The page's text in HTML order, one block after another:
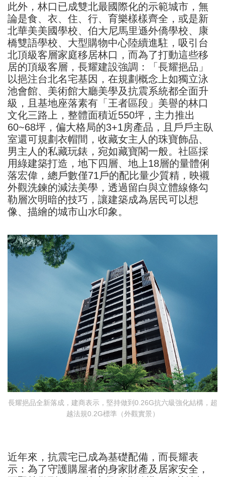
此外，林口已成雙北最國際化的示範城市，無
論是食、衣、住、行、育樂樣樣齊全，或是新
北華美美國學校、伯大尼馬里遜外僑學校、康
橋雙語學校、大型購物中心陸續進駐，吸引台
北頂級客層家庭移居林口，而為了打動這些移
居的頂級客層，長耀建設強調：「長耀挹品」
以挹注台北名宅基因，在規劃概念上如獨立泳
池會館、美術館大廳美學及抗震系統都全面升
級，且基地座落素有「王者區段」美譽的林口
文化三路上，整體面積近550坪，主力推出
60~68坪，偏大格局的3+1房產品，且戶戶主臥
室還可規劃衣帽間，收藏女主人的珠寶飾品、
男主人的私藏玩錶，宛如藏寶閣一般。社區採
用綠建築打造，地下四層、地上18層的量體俐
落宏偉，總戶數僅71戶的配比量少質精，映襯
外觀洗鍊的減法美學，透過留白與立體線條勾
勒層次明暗的技巧，讓建築成為居民可以想
像、描繪的城市山水印象。
長耀挹品全新落成，建商表示，堅持做到0.26G抗六級強化結構，超
越法規0.2G標準（外觀實景）
近年來，抗震宅已成為基礎配備，而長耀表
示：為了守護購屋者的身家財產及居家安全，